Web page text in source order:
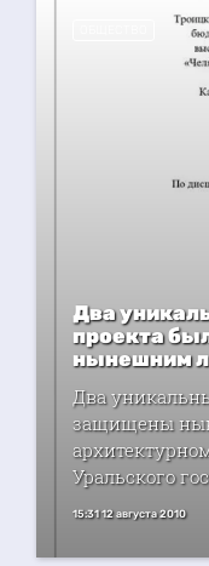
Два
проекта
нынешним
Два
защищены
Уральского
15:31 12 августа 2010